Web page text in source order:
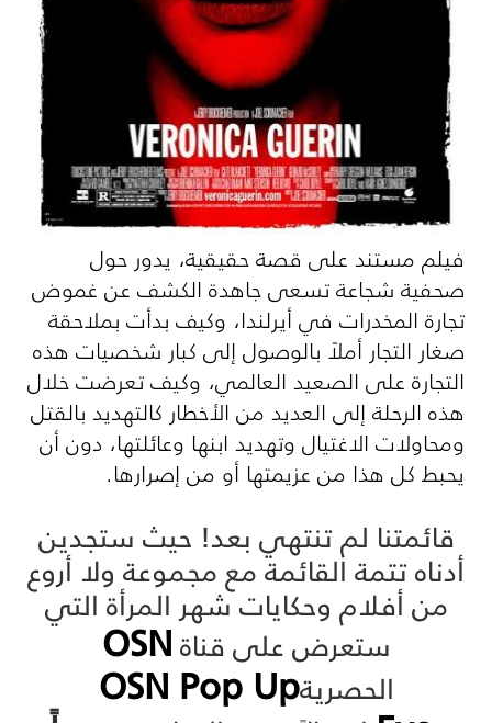
فيلم مستند على قصة حقيقية، يدور حول
صحفية شجاعة تسعى جاهدة الكشف عن غموض
تجارة المخدرات في أيرلندا، وكيف بدأت بملاحقة
صغار التجار أملاً بالوصول إلى كبار شخصيات هذه
التجارة على الصعيد العالمي، وكيف تعرضت خلال
هذه الرحلة إلى العديد من الأخطار كالتهديد بالقتل
ومحاولات الاغتيال وتهديد ابنها وعائلتها، دون أن
يحبط كل هذا من عزيمتها أو من إصرارها.
قائمتنا لم تنتهي بعد! حيث ستجدين
أدناه تتمة القائمة مع مجموعة ولا أروع
من أفلام وحكايات شهر المرأة التي
ستعرض على قناةOSN
الحصريةOSN Pop Up